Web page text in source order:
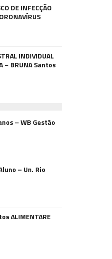
DE INFECÇÃO
INDIVIDUAL
– BRUNA Santos
– WB Gestão
– Un. Rio
ALIMENTARE